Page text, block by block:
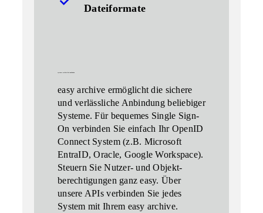
Dateiformate
easy archive ermöglicht die sichere
und verlässliche Anbindung beliebiger
Systeme. Für bequemes Single Sign-
On verbinden Sie einfach Ihr OpenID
Connect System (z.B. Microsoft
EntraID, Oracle, Google Workspace).
Steuern Sie Nutzer- und Objekt­
berechti­gun­gen ganz easy. Über
unsere APIs verbinden Sie jedes
System mit Ihrem easy archive.